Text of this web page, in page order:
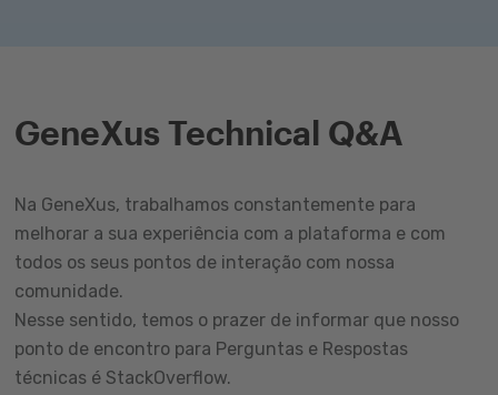
GeneXus Technical Q&A
Na GeneXus, trabalhamos constantemente para
melhorar a sua experiência com a plataforma e com
todos os seus pontos de interação com nossa
comunidade.
Nesse sentido, temos o prazer de informar que nosso
ponto de encontro para Perguntas e Respostas
técnicas é StackOverflow.